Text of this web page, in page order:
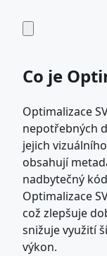
Co je
Optimalizace
nepotřebných
jejich
obsahují
nadbytečný
Optimalizace
což zlepšuje
snižuje využití
výkon.